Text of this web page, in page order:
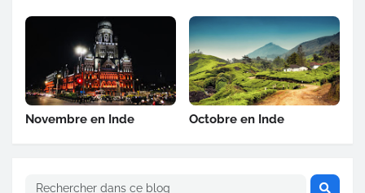
Novembre en Inde Octobre en Inde